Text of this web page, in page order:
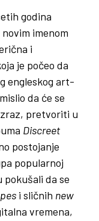
godina
imenom
i
je počeo da
engleskog art-
da će se
pretvoriti u
Discreet
postojanje
popularnoj
pokušali da se
i sličnih new
vremena,